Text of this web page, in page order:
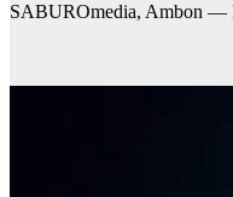
SABUROmedia, Ambon —